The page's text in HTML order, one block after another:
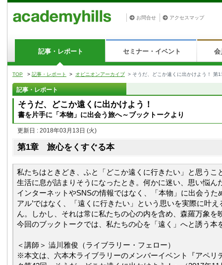
お問合せ アクセスマップ
記事・レポート セミナー・イベント 会
TOP > 記事・レポート > オピニオンアーカイブ > そうだ、どこか遠くに出かけよう！
記事・レポート
そうだ、どこか遠くに出かけよう！
書を片手に「本物」に出会う旅へ～ブックトークより
更新日 : 2018年03月13日 (火)
第1章 旅心をくすぐる本
私たちはときどき、ふと「どこか遠くに行きたい」と思うこ
生活に息が詰まりそうになったとき。何かに迷い、思い悩ん
インターネットやSNSの情報ではなく、「本物」に出会う
アル’ではなく、「遠くに行きたい」という思いを実際に叶
ん。しかし、それは常に私たちの心の内を含め、森羅万象を
今回のブックトークでは、私たちの心を「遠く」へと誘う本
＜講師＞ 澁川雅俊（ライブラリー・フェロー）
※本文は、六本木ライブラリーのメンバーイベント『アペリ